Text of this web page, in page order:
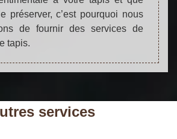
préserver, c’est pourquoi nous
de fournir des services de
tapis.
services